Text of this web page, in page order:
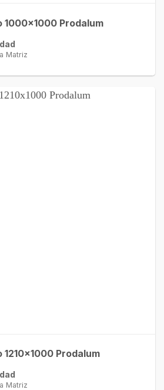
1000×1000 Prodalum
Matriz
Prodalum
Matriz